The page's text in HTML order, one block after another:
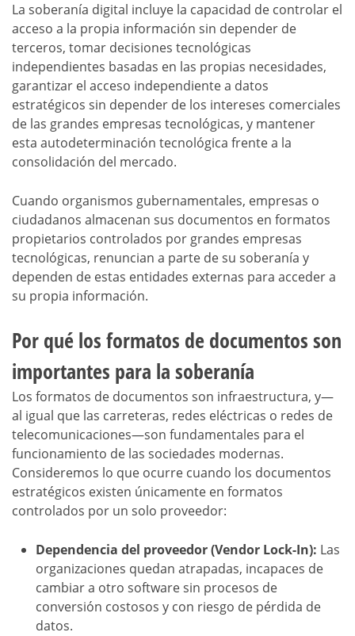
La soberanía digital incluye la capacidad de controlar el
acceso a la propia información sin depender de
terceros, tomar decisiones tecnológicas
independientes basadas en las propias necesidades,
garantizar el acceso independiente a datos
estratégicos sin depender de los intereses comerciales
de las grandes empresas tecnológicas, y mantener
esta autodeterminación tecnológica frente a la
consolidación del mercado.
Cuando organismos gubernamentales, empresas o
ciudadanos almacenan sus documentos en formatos
propietarios controlados por grandes empresas
tecnológicas, renuncian a parte de su soberanía y
dependen de estas entidades externas para acceder a
su propia información.
Por qué los formatos de documentos son
importantes para la soberanía
Los formatos de documentos son infraestructura, y—
al igual que las carreteras, redes eléctricas o redes de
telecomunicaciones—son fundamentales para el
funcionamiento de las sociedades modernas.
Consideremos lo que ocurre cuando los documentos
estratégicos existen únicamente en formatos
controlados por un solo proveedor:
Dependencia del proveedor (Vendor Lock-In): Las
organizaciones quedan atrapadas, incapaces de
cambiar a otro software sin procesos de
conversión costosos y con riesgo de pérdida de
datos.